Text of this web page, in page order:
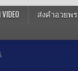
ส่งคำอวยพร